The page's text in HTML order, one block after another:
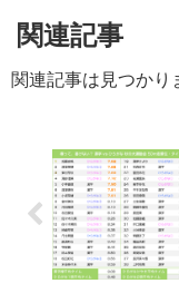
関連記事
関連記事は見つかり